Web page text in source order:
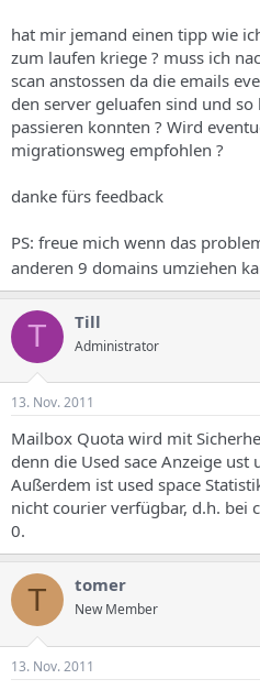
hat mir jemand einen tipp wie
zum laufen kriege ? muss ich
scan anstossen da die emails
den server geluafen sind und
passieren konnten ? Wird
migrationsweg empfohlen ?
danke fürs feedback
PS: freue mich wenn das
anderen 9 domains umziehen
T Till
Administrator
13. Nov. 2011
Mailbox Quota wird mit
denn die Used sace Anzeige
Außerdem ist used space
nicht courier verfügbar, d.h. bei
0.
T tomer
New Member
13. Nov. 2011